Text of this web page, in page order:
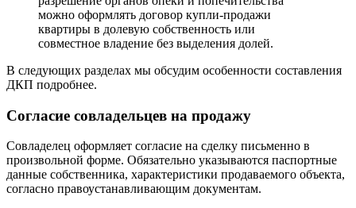
можно оформлять договор купли-продажи
квартиры в долевую собственность или
совместное владение без выделения долей.
В следующих разделах мы обсудим особенности составления
ДКП подробнее.
Согласие совладельцев на продажу
Совладелец оформляет согласие на сделку письменно в
произвольной форме. Обязательно указываются паспортные
данные собственника, характеристики продаваемого объекта,
согласно правоустанавливающим документам.